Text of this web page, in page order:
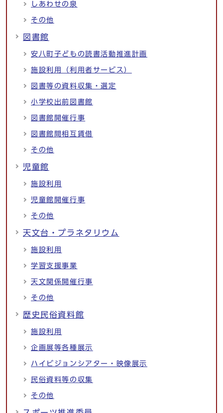
しあわせの泉
その他
図書館
安八町子どもの読書活動推進計画
施設利用（利用者サービス）
図書等の資料収集・選定
小学校出前図書館
図書館開催行事
図書館間相互賃借
その他
児童館
施設利用
児童館開催行事
その他
天文台・プラネタリウム
施設利用
学習支援事業
天文関係開催行事
その他
歴史民俗資料館
施設利用
企画展等各種展示
ハイビジョンシアター・映像展示
民俗資料等の収集
その他